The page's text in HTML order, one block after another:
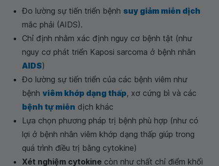
Đo lường sự tiến triển bệnh suy giảm miễn dịch
mắc phải (AIDS).
Chỉ định nhằm xác định nguy cơ bệnh tật (như
nguy cơ phát triển Kaposi sarcoma ở bệnh nhân
AIDS)
Đo lường sự tiến triển của các bệnh viêm như
bệnh viêm khớp dạng thấp, xơ cứng bì và các
bệnh tự miễn dịch khác
Lựa chọn phương pháp trị bệnh phù hợp (như có
lợi ở bệnh nhân viêm khớp dạng thấp giúp trong
quá trình điều trị bằng cytokine)
Xét nghiệm cytokine còn như chất chỉ điểm khối